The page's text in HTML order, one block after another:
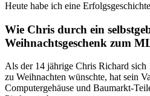
Heute habe ich eine
Wie Chris durch ein
Weihnachtsgeschenk zum
Als der 14 jährige Chris Richard
zu Weihnachten wünschte, hat sein
Computergehäuse und Baumarkt-